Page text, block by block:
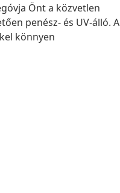
Önt a közvetlen
penész- és UV-álló. A
könnyen